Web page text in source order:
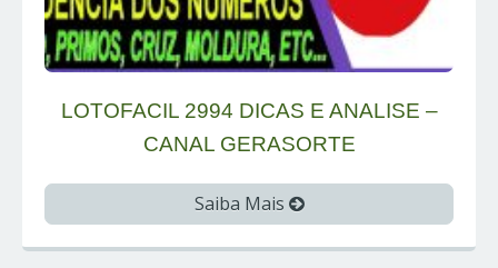
LOTOFACIL 2994 DICAS E ANALISE –
CANAL GERASORTE
Saiba Mais